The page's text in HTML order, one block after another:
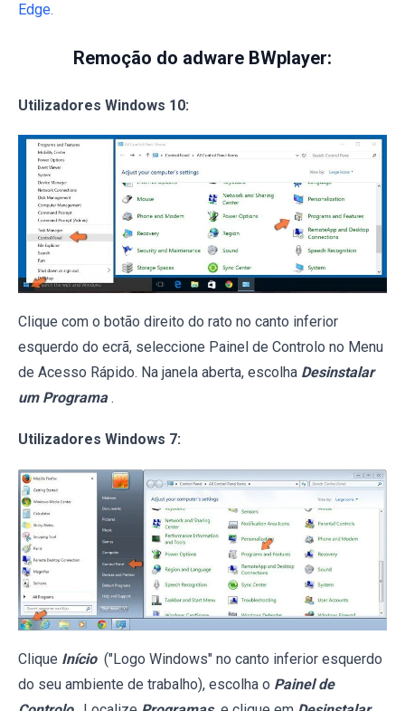
Edge.
Remoção do adware BWplayer:
Utilizadores Windows 10:
Clique com o botão direito do rato no canto inferior
esquerdo do ecrã, seleccione Painel de Controlo no Menu
de Acesso Rápido. Na janela aberta, escolha Desinstalar
um Programa .
Utilizadores Windows 7:
Clique Início ("Logo Windows" no canto inferior esquerdo
do seu ambiente de trabalho), escolha o Painel de